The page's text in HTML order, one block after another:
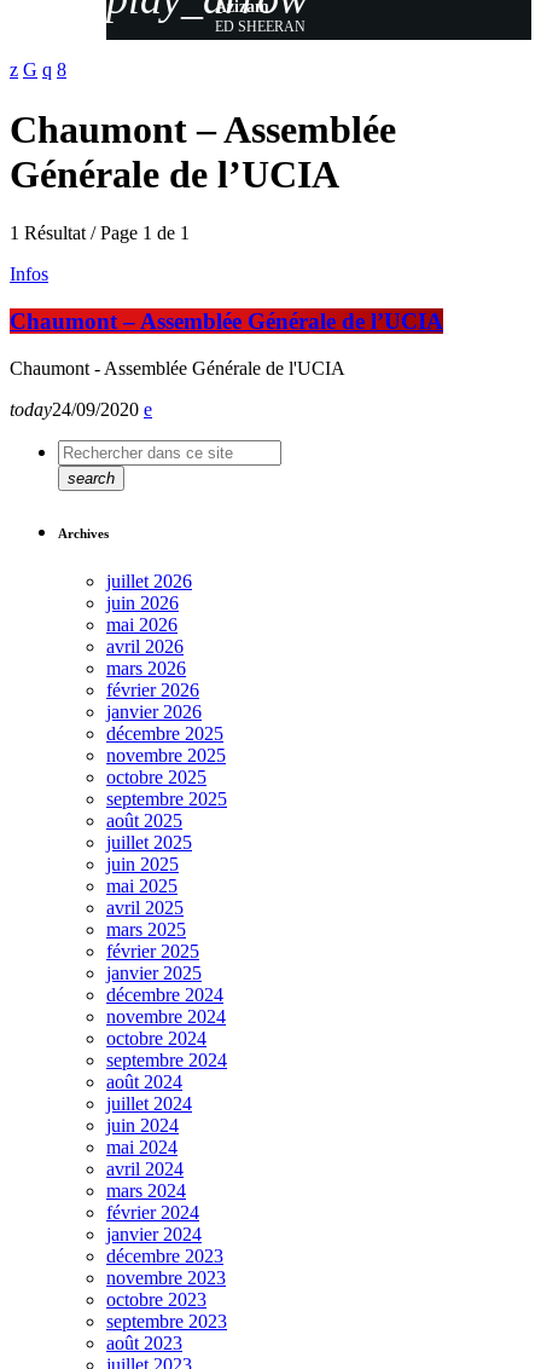
Azizam
ED SHEERAN
Chaumont – Assemblée
Générale de l’UCIA
1 Résultat / Page 1 de 1
Infos
Chaumont – Assemblée Générale de l’UCIA
Chaumont - Assemblée Générale de l'UCIA
today24/09/2020
search
Archives
juillet 2026
juin 2026
mai 2026
avril 2026
mars 2026
février 2026
janvier 2026
décembre 2025
novembre 2025
octobre 2025
septembre 2025
août 2025
juillet 2025
juin 2025
mai 2025
avril 2025
mars 2025
février 2025
janvier 2025
décembre 2024
novembre 2024
octobre 2024
septembre 2024
août 2024
juillet 2024
juin 2024
mai 2024
avril 2024
mars 2024
février 2024
janvier 2024
décembre 2023
novembre 2023
octobre 2023
septembre 2023
août 2023
juillet 2023